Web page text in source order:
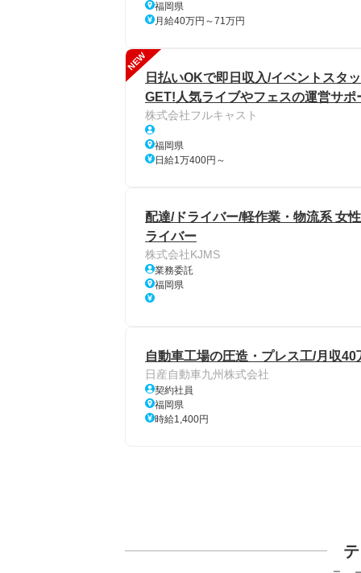
福岡県
月給40万円～71万円
NEW
日払いOKで即日収入/イベントスタ
GET!人気ライブやフェスの運営サ
株式会社フルキャスト
福岡県
日給1万400円～
配達/ドライバー/軽作業・物流系 女
ライバー
株式会社KJMS
業務委託
福岡県
自動車工場の圧造・プレス工/月収
日産自動車九州株式会社
契約社員
福岡県
時給1,400円